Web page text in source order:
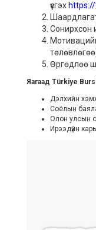
үүсгэх
Сонирхсон
Өргөдлөө
Яагаад Türkiye
Дэлхийн
Соёлын
Олон улсын
Ирээдүйн